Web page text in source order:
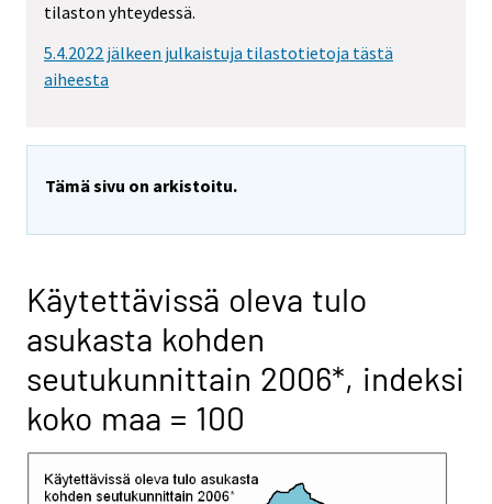
tilaston yhteydessä.
5.4.2022 jälkeen julkaistuja tilastotietoja tästä
aiheesta
Tämä sivu on arkistoitu.
Käytettävissä oleva tulo
asukasta kohden
seutukunnittain 2006*, indeksi
koko maa = 100